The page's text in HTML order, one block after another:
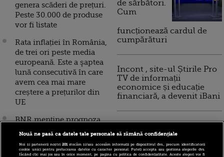
genera scăderi de prețuri.
Peste 30.000 de produse
vor fi listate
Rata inflației în România,
de trei ori peste media
europeană. Este a şaptea
lună consecutivă în care
avem cea mai mare
creștere a prețurilor din
UE
BNR menține prognoza
anuală de inflaţie la 4,2%.
împinse în sus de o
de sărbători.
Cum
funcționează cardul de
cumpărături
Incont , site-ul Știrile Pro
TV de informații
economice și educație
financiară, a devenit iBani
financiare inteligente
Nouă ne pasă ca datele tale personale să rămână confidențiale
Noi și partenerii noștri201stocăm și/sau accesăm informații pe dispozitivul dvs., precum identificatorii
cookie unici pentru prelucrarea datelor cu caracter personal. Puteți accepta sau gestiona alegerile dvs.
făcând clic mai jos sau în orice moment, pe pagina cu politica de confidențialitate. Aceste alegeri vor fi